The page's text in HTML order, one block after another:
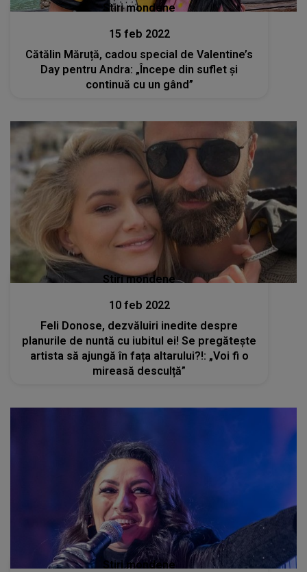
Stiri mondene
15 feb 2022
Cătălin Măruță, cadou special de Valentine’s
Day pentru Andra: „Începe din suflet și
continuă cu un gând”
Stiri mondene
10 feb 2022
Feli Donose, dezvăluiri inedite despre
planurile de nuntă cu iubitul ei! Se pregătește
artista să ajungă în fața altarului?!: „Voi fi o
mireasă desculță”
Stiri mondene